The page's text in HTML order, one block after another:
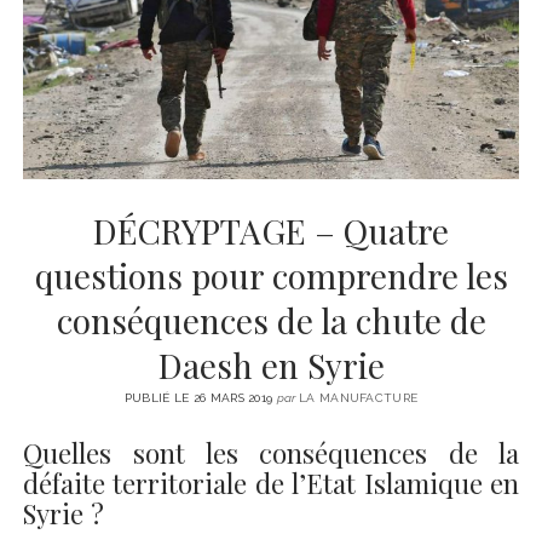
CINÉMA
LITTÉRATURE
ÉCONOMIE
SPORT
MÉDIAS
SANTÉ
instagram
email
email-
form
DÉCRYPTAGE – Quatre
questions pour comprendre les
conséquences de la chute de
Daesh en Syrie
PUBLIÉ LE 26 MARS 2019 parLA MANUFACTURE
Quelles sont les conséquences de la
défaite territoriale de l’Etat Islamique en
Syrie ?